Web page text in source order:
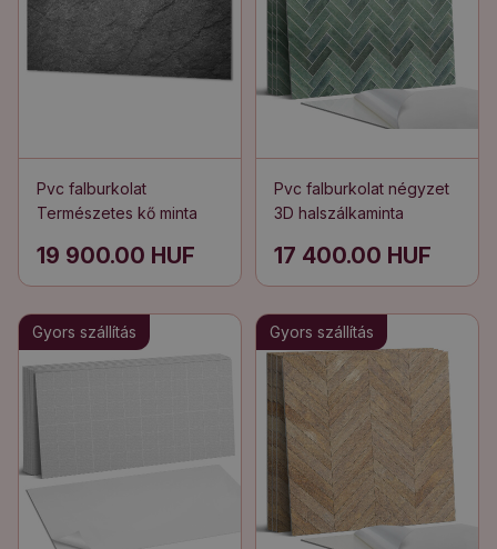
Pvc falburkolat
Természetes kő minta
19 900.00 HUF
Pvc falburkolat négyzet
3D halszálkaminta
17 400.00 HUF
Gyors szállítás Gyors szállítás